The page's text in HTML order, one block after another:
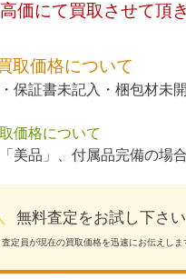
価にて買取させて頂き
取価格について
保証書未記入・梱包材未
価格について
美品」、付属品完備の場
無料査定をお試し下さい
査定員が現在の買取価格を迅速にお伝えしま